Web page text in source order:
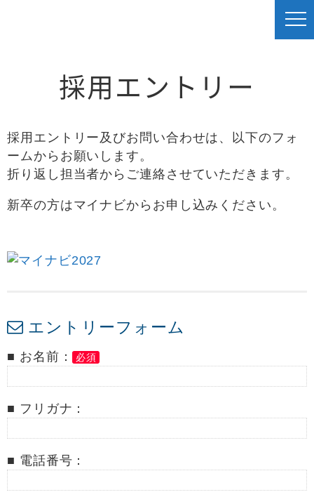
採用エントリー
採用エントリー及びお問い合わせは、以下のフォ
ームからお願いします。
折り返し担当者からご連絡させていただきます。
新卒の方はマイナビからお申し込みください。
エントリーフォーム
■ お名前： 必須
■ フリガナ：
■ 電話番号：